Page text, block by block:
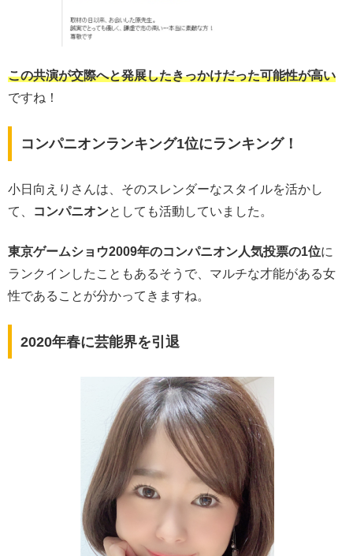
この共演が交際へと発展したきっかけだった可能性が高い
ですね！
コンパニオンランキング1位にランキング！
小日向えりさんは、そのスレンダーなスタイルを活かし
て、
コンパニオンとしても活動していました。
東京ゲームショウ2009年のコンパニオン人気投票の1位に
ランクインしたこともあるそうで、マルチな才能がある女
性であることが分かってきますね。
2020年春に芸能界を引退